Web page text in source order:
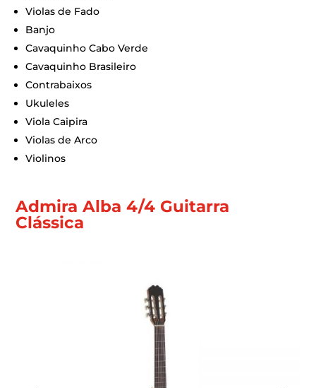
Violas de Fado
Banjo
Cavaquinho Cabo Verde
Cavaquinho Brasileiro
Contrabaixos
Ukuleles
Viola Caipira
Violas de Arco
Violinos
Admira Alba 4/4 Guitarra
Clássica